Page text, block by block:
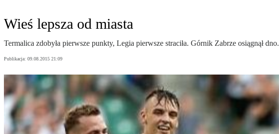
Wieś lepsza od miasta
Termalica zdobyła pierwsze punkty, Legia pierwsze straciła. Górnik Zabrze osiągnął dno.
Publikacja: 09.08.2015 21:09